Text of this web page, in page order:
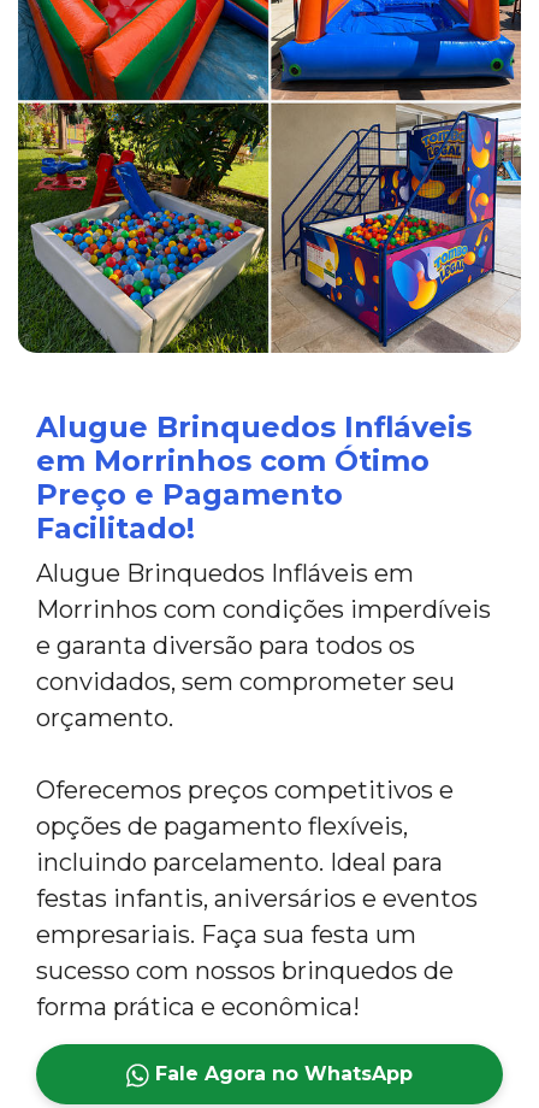
Alugue Brinquedos Infláveis
em Morrinhos com Ótimo
Preço e Pagamento
Facilitado!
Alugue Brinquedos Infláveis em
Morrinhos com condições imperdíveis
e garanta diversão para todos os
convidados, sem comprometer seu
orçamento.
Oferecemos preços competitivos e
opções de pagamento flexíveis,
incluindo parcelamento. Ideal para
festas infantis, aniversários e eventos
empresariais. Faça sua festa um
sucesso com nossos brinquedos de
forma prática e econômica!
Fale Agora no WhatsApp